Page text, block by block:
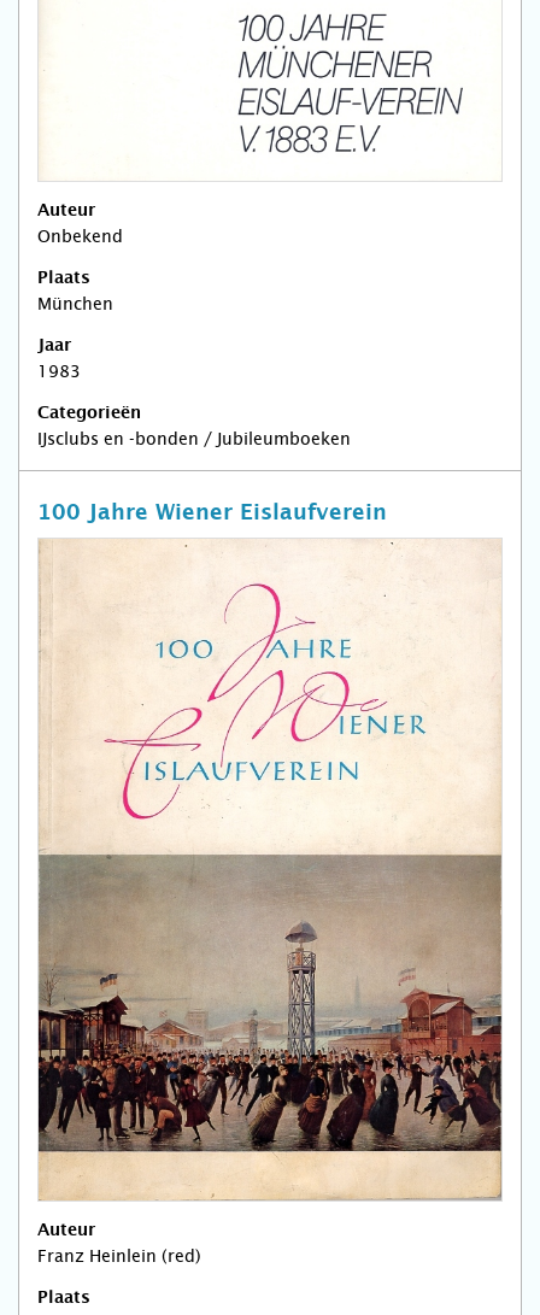
Auteur
Onbekend
Plaats
München
Jaar
1983
Categorieën
IJsclubs en -bonden / Jubileumboeken
100 Jahre Wiener Eislaufverein
Auteur
Franz Heinlein (red)
Plaats